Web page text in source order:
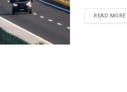
READ MORE